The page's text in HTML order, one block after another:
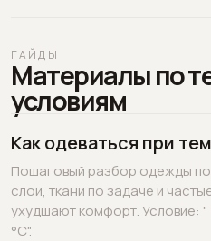
ГАЙДЫ
Материалы по
условиям
Как одеваться при
Пошаговый разбор одежды
слои, ткани по задаче и
ухудшают комфорт. Условие:
°C".